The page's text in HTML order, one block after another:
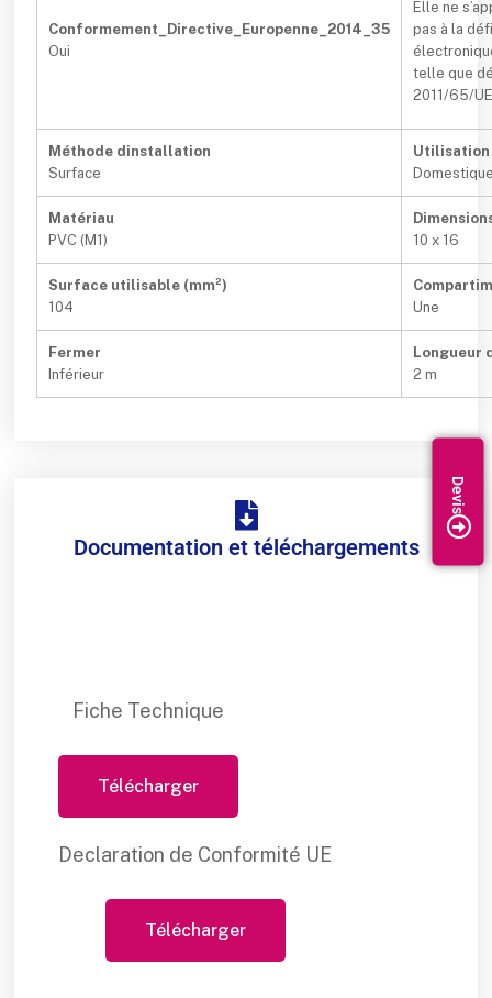
Conformement_Directive_Europenne_2014_35
Oui
Elle ne
pas à la
telle que
2011/65/
Méthode dinstallation
Surface
Utilisation
Matériau
PVC (M1)
10 x 16
Surface utilisable (mm²)
104
Une
Fermer
Inférieur
Longueur
2 m
Documentation et téléchargements
Fiche Technique
Télécharger
Declaration de Conformité UE
Télécharger